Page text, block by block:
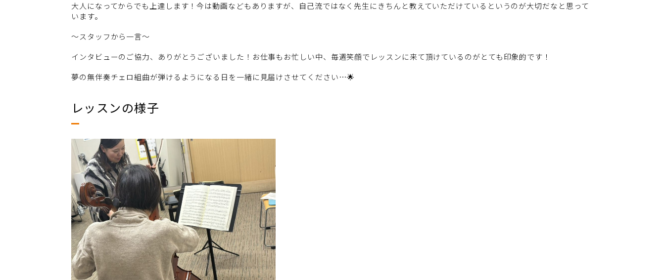
大人になってからでも上達します！今は動画などもありますが、自己流ではなく先生にきちんと教えていただけているというのが大切だなと思って
います。
～スタッフから一言～
インタビューのご協力、ありがとうございました！お仕事もお忙しい中、毎週笑顔でレッスンに来て頂けているのがとても印象的です！
夢の無伴奏チェロ組曲が弾けるようになる日を一緒に見届けさせてください…🌟
レッスンの様子